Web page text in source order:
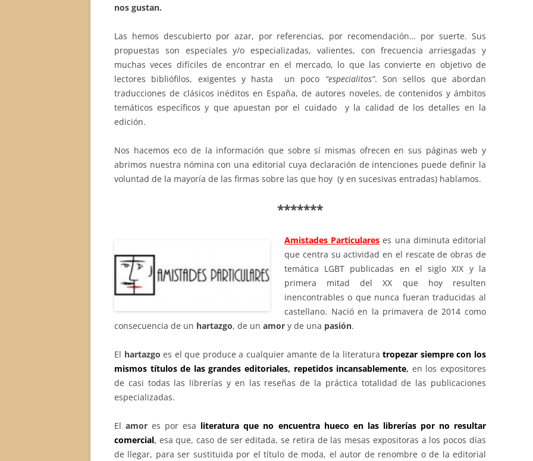
nos gustan.
Las hemos descubierto por azar, por referencias, por recomendación… por suerte. Sus
propuestas son especiales y/o especializadas, valientes, con frecuencia arriesgadas y
muchas veces difíciles de encontrar en el mercado, lo que las convierte en objetivo de
lectores bibliófilos, exigentes y hasta un poco “especialitos”. Son sellos que abordan
traducciones de clásicos inéditos en España, de autores noveles, de contenidos y ámbitos
temáticos específicos y que apuestan por el cuidado y la calidad de los detalles en la
edición.
Nos hacemos eco de la información que sobre sí mismas ofrecen en sus páginas web y
abrimos nuestra nómina con una editorial cuya declaración de intenciones puede definir la
voluntad de la mayoría de las firmas sobre las que hoy (y en sucesivas entradas) hablamos.
*******
Amistades Particulares es una diminuta editorial
que centra su actividad en el rescate de obras de
temática LGBT publicadas en el siglo XIX y la
primera mitad del XX que hoy resulten
inencontrables o que nunca fueran traducidas al
castellano. Nació en la primavera de 2014 como
consecuencia de un hartazgo, de un amor y de una pasión.
El hartazgo es el que produce a cualquier amante de la literaturatropezar siempre con los
mismos títulos de las grandes editoriales, repetidos incansablemente, en los expositores
de casi todas las librerías y en las reseñas de la práctica totalidad de las publicaciones
especializadas.
Elamor es por esa literatura que no encuentra hueco en las librerías por no resultar
comercial, esa que, caso de ser editada, se retira de las mesas expositoras a los pocos días
de llegar, para ser sustituida por el título de moda, el autor de renombre o de la editorial